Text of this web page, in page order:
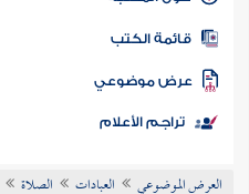
المكتبة
الكتب
موضوعي
تراجم الأعلام
العرض الموضوعي العبادات الصلاة